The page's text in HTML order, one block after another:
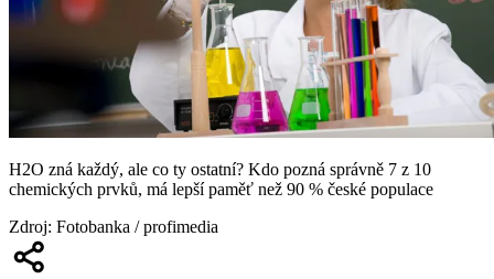
H2O zná každý, ale co ty ostatní? Kdo pozná správně 7 z 10
chemických prvků, má lepší paměť než 90 % české populace
Zdroj: Fotobanka / profimedia